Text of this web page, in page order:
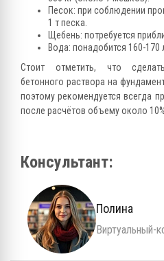
Песок: при соблюдении
1 т песка.
Щебень: потребуется
Вода: понадобится 160-170
Стоит отметить, что
бетонного раствора на
поэтому рекомендуется всегда
после расчётов объему около
Консультант:
Полина
Виртуальный-